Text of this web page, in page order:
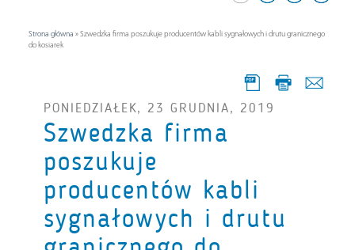
Strona główna »Szwedzka firma poszukuje producentów kabli sygnałowych i drutu granicznego
do kosiarek
PONIEDZIAŁEK, 23 GRUDNIA, 2019
Szwedzka firma
poszukuje
producentów kabli
sygnałowych i drutu